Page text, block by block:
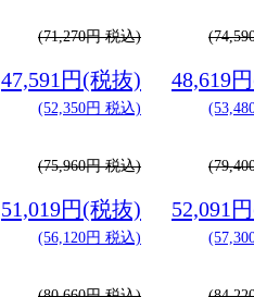
(71,270円 税込)
47,591円(税抜)
(52,350円 税込)
48,619
(75,960円 税込)
51,019円(税抜)
(56,120円 税込)
52,091